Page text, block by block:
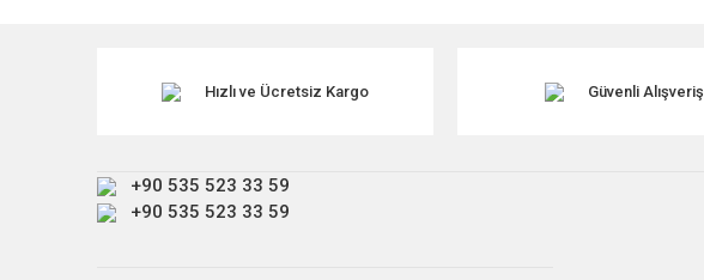
Ürün açıklamasında eksik bilgiler bulunuyor.
Bu ürüne benzer farklı alternatifler olmalı.
Hızlı ve Ücretsiz Kargo Güvenli Alışveriş
+90 535 523 33 59
+90 535 523 33 59